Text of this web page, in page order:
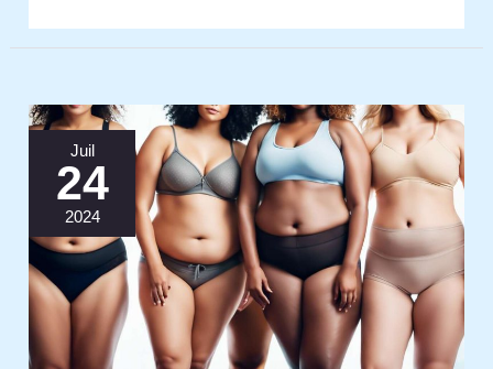
Juil
24
2024